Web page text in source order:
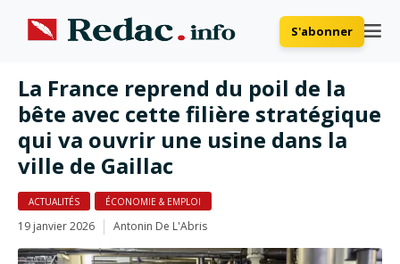
S'abonner
La France reprend du poil de la
bête avec cette filière stratégique
qui va ouvrir une usine dans la
ville de Gaillac
ACTUALITÉS ÉCONOMIE & EMPLOI
19 janvier 2026 Antonin De L'Abris